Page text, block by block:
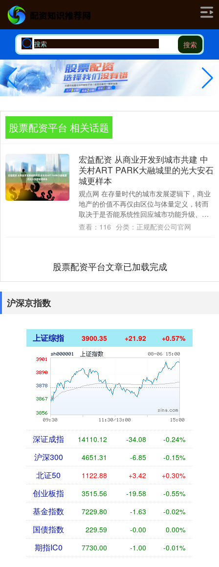
搜索
股票配资平台 相关话题
宏益配资 从商业开发到城市共建 中
关村ART PARK大融城里的光大安石
城更样本
观点网 在存量时代的城市发展逻辑下，商业
地产的价值不再仅由区位与体量定义，转而
取决于是否能系统性回应城市功能升级、人
群多元需求与公共空间价值的深层诉求。 近
查看： 116 分类： 正规配资公司官网
股票配资平台文章已加载完成
沪深京指数
上证综指 3900.35 +21.92 +0.57%
深证成指 14110.12 -34.08 -0.24%
沪深300 4651.31 -6.85 -0.15%
北证50 1122.88 +3.42 +0.30%
创业板指 3515.56 -19.58 -0.55%
基金指数 7229.80 -1.63 -0.02%
国债指数 229.59 -0.00 0.00%
期指IC0 7730.00 -1.00 -0.01%